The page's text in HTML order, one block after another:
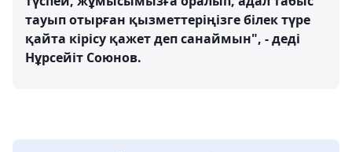
тауып отырған қызметтеріңізге білек түре
қайта кірісу қажет деп санаймын", - деді
Нұрсейіт Союнов.